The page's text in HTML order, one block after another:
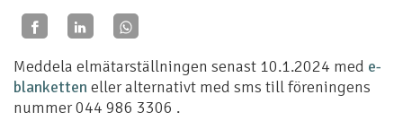
Meddela elmätarställningen senast 10.1.2024 med e-
blanketteneller alternativt med sms till föreningens
nummer 044 986 3306 .